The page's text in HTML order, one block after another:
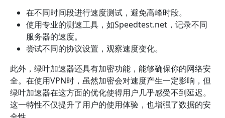
在不同时间段进行速度测试，避免高峰时段。
使用专业的测速工具，如Speedtest.net，记录不同
服务器的速度。
尝试不同的协议设置，观察速度变化。
此外，绿叶加速器还具有加密功能，能够确保你的网络安
全。在使用VPN时，虽然加密会对速度产生一定影响，但
绿叶加速器在这方面的优化使得用户几乎感受不到延迟。
这一特性不仅提升了用户的使用体验，也增强了数据的安